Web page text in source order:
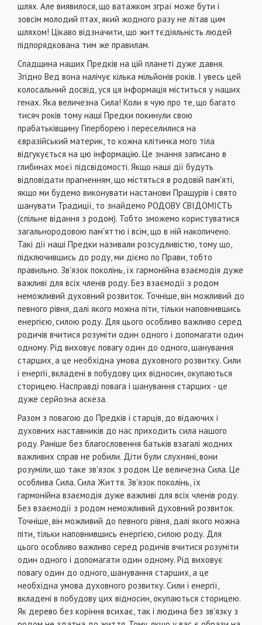
шлях. Але виявилося, що ватажком зграї може бути і
зовсім молодий птах, який жодного разу не літав цим
шляхом! Цікаво відзначити, що життєдіяльність людей
підпорядкована тим же правилам.
Спадщина наших Предків на цій планеті дуже давня.
Згідно Вед вона налічує кілька мільйонів років. І увесь цей
колосальний досвід, уся ця інформація міститься у наших
генах. Яка величезна Сила! Коли я чую про те, що багато
тисяч років тому наші Предки покинули свою
прабатьківщину Гіперборею і переселилися на
євразійський материк, то кожна клітинка мого тіла
відгукується на цю інформацію. Це знання записано в
глибинах моєї підсвідомості. Якщо наші дії будуть
відповідати прагненням, що містяться в родовій пам'яті,
якщо ми будемо виконувати настанови Пращурів і свято
шанувати Традиції, то знайдемо РОДОВУ СВІДОМІСТЬ
(спільне відання з родом). Тобто зможемо користуватися
загальнородовою пам'яттю і всім, що в ній накопичено.
Такі дії наші Предки називали розсудливістю, тому що,
підключившись до роду, ми діємо по Прави, тобто
правильно. Зв'язок поколінь, їх гармонійна взаємодія дуже
важливі для всіх членів роду. Без взаємодії з родом
неможливий духовний розвиток. Точніше, він можливий до
певного рівня, далі якого можна піти, тільки наповнившись
енергією, силою роду. Для цього особливо важливо серед
родичів вчитися розуміти один одного і допомагати один
одному. Рід виховує повагу один до одного, шанування
старших, а це необхідна умова духовного розвитку. Сили
і енергії, вкладені в побудову цих відносин, окупаються
сторицею. Насправді повага і шанування старших - це
дуже серйозна аскеза.
Разом з повагою до Предків і старців, до відаючих і
духовних наставників до нас приходить сила нашого
роду. Раніше без благословення батьків взагалі жодних
важливих справ не робили. Діти були слухняні, вони
розуміли, що таке зв'язок з родом. Це величезна Сила. Це
особлива Сила. Сила Життя. Зв'язок поколінь, їх
гармонійна взаємодія дуже важливі для всіх членів роду.
Без взаємодії з родом неможливий духовний розвиток.
Точніше, він можливий до певного рівня, далі якого можна
піти, тільки наповнившись енергією, силою роду. Для
цього особливо важливо серед родичів вчитися розуміти
один одного і допомагати один одному. Рід виховує
повагу один до одного, шанування старших, а це
необхідна умова духовного розвитку. Сили і енергії,
вкладені в побудову цих відносин, окупаються сторицею.
Як дерево без коріння всихає, так і людина без зв'язку з